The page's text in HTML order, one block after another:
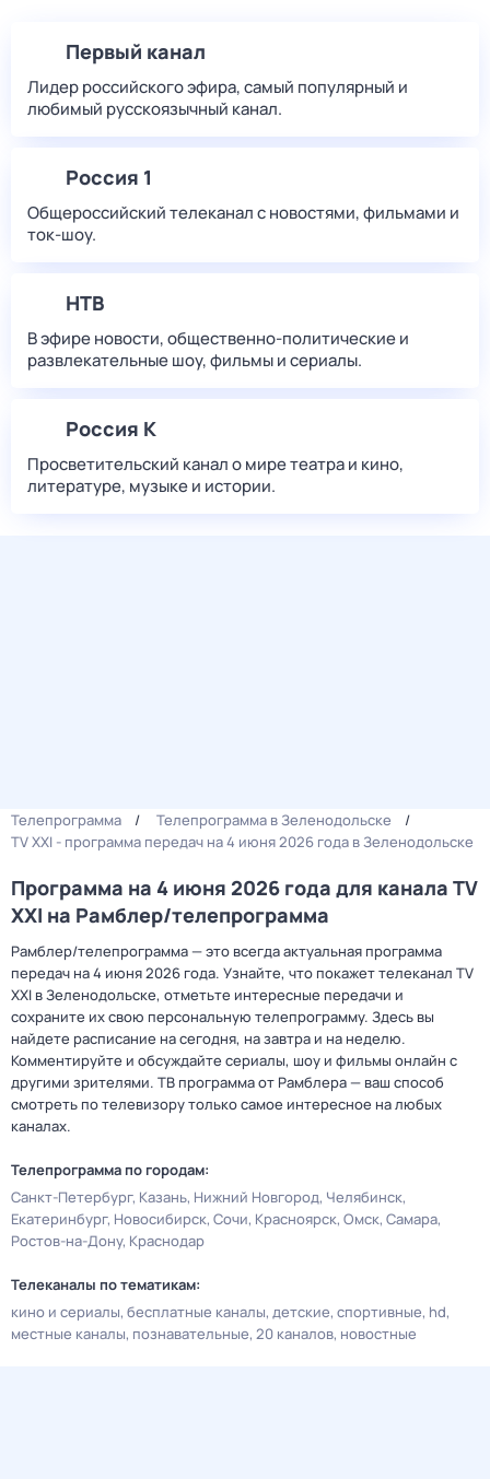
Первый канал
Лидер российского эфира, самый популярный и
любимый русскоязычный канал.
Россия 1
Общероссийский телеканал с новостями, фильмами и
ток-шоу.
НТВ
В эфире новости, общественно-политические и
развлекательные шоу, фильмы и сериалы.
Россия К
Просветительский канал о мире театра и кино,
литературе, музыке и истории.
Телепрограмма
Телепрограмма в Зеленодольске
TV XXI - программа передач на 4 июня 2026 года в Зеленодольске
Программа на 4 июня 2026 года для канала TV
XXI на Рамблер/телепрограмма
Рамблер/телепрограмма — это всегда актуальная программа
передач на 4 июня 2026 года. Узнайте, что покажет телеканал TV
XXI в Зеленодольске, отметьте интересные передачи и
сохраните их свою персональную телепрограмму. Здесь вы
найдете расписание на сегодня, на завтра и на неделю.
Комментируйте и обсуждайте сериалы, шоу и фильмы онлайн с
другими зрителями. ТВ программа от Рамблера — ваш способ
смотреть по телевизору только самое интересное на любых
каналах.
Телепрограмма по городам:
Санкт-Петербург Казань Нижний Новгород Челябинск
Екатеринбург Новосибирск Сочи Красноярск Омск Самара
Ростов-на-Дону Краснодар
Телеканалы по тематикам:
кино и сериалы бесплатные каналы детские спортивные hd
местные каналы познавательные 20 каналов новостные